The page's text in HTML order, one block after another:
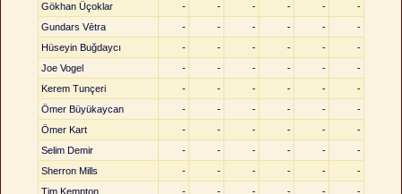
Gökhan Üçoklar
- - - - -
-
Gundars Vētra
- - - - -
-
Hüseyin Buğdaycı
- - - - -
-
Joe Vogel
- - - - -
-
Kerem Tunçeri
- - - - -
-
Ömer Büyükaycan
- - - - -
-
Ömer Kart
- - - - -
-
Selim Demir
- - - - -
-
Sherron Mills
- - - - -
-
Tim Kempton
- - - - -
-